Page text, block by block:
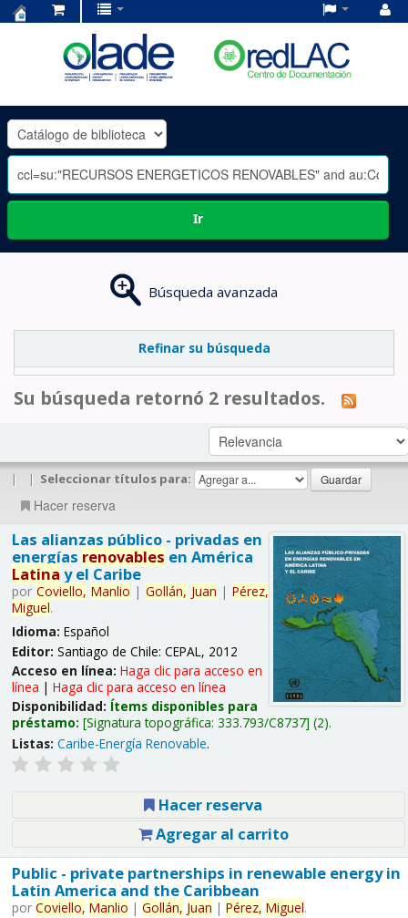
OLADE
-
Ir
Búsqueda avanzada
Refinar su búsqueda
Su búsqueda retornó 2 resultados.
| | Seleccionar títulos para:
Hacer reserva
Las alianzas público - privadas en
energías renovables en América
Latina y el Caribe
por Coviello, Manlio | Gollán, Juan | Pérez,
Miguel.
Idioma: Español
Editor: Santiago de Chile: CEPAL, 2012
Acceso en línea: Haga clic para acceso en
línea | Haga clic para acceso en línea
Disponibilidad: Ítems disponibles para
préstamo: Signatura topográfica: 333.793/C8737 (2).
Listas: Caribe-Energía Renovable.
Hacer reserva
Agregar al carrito
Public - private partnerships in renewable energy in
Latin America and the Caribbean
por Coviello, Manlio | Gollán, Juan | Pérez, Miguel.